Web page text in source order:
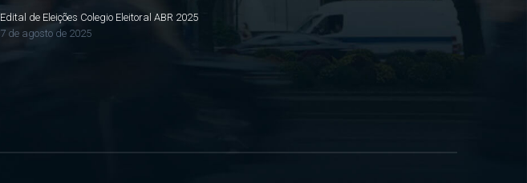
Edital de Eleições Colegio Eleitoral ABR 2025
7 de agosto de 2025